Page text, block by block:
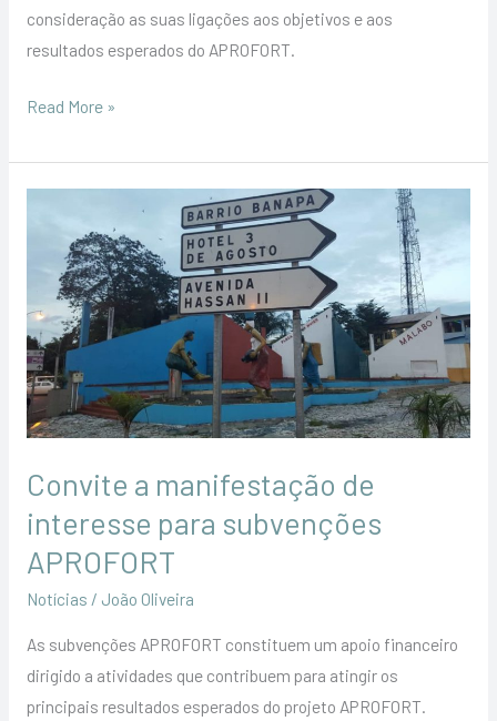
consideração as suas ligações aos objetivos e aos
resultados esperados do APROFORT.
Read More »
Convite a manifestação de
interesse para subvenções
APROFORT
Notícias / João Oliveira
As subvenções APROFORT constituem um apoio financeiro
dirigido a atividades que contribuem para atingir os
principais resultados esperados do projeto APROFORT.
manifestação
interesse
para
subvenções
APROFORT